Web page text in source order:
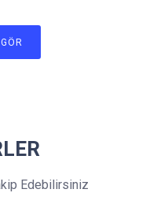
Edebilirsiniz